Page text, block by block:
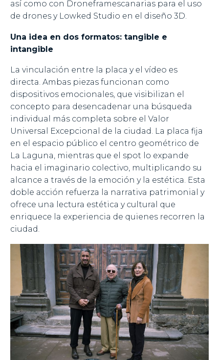
así como con Droneframescanarias para el uso
de drones y Lowked Studio en el diseño 3D.
Una idea en dos formatos: tangible e
intangible
La vinculación entre la placa y el vídeo es
directa. Ambas piezas funcionan como
dispositivos emocionales, que visibilizan el
concepto para desencadenar una búsqueda
individual más completa sobre el Valor
Universal Excepcional de la ciudad. La placa fija
en el espacio público el centro geométrico de
La Laguna, mientras que el spot lo expande
hacia el imaginario colectivo, multiplicando su
alcance a través de la emoción y la estética. Esta
doble acción refuerza la narrativa patrimonial y
ofrece una lectura estética y cultural que
enriquece la experiencia de quienes recorren la
ciudad.